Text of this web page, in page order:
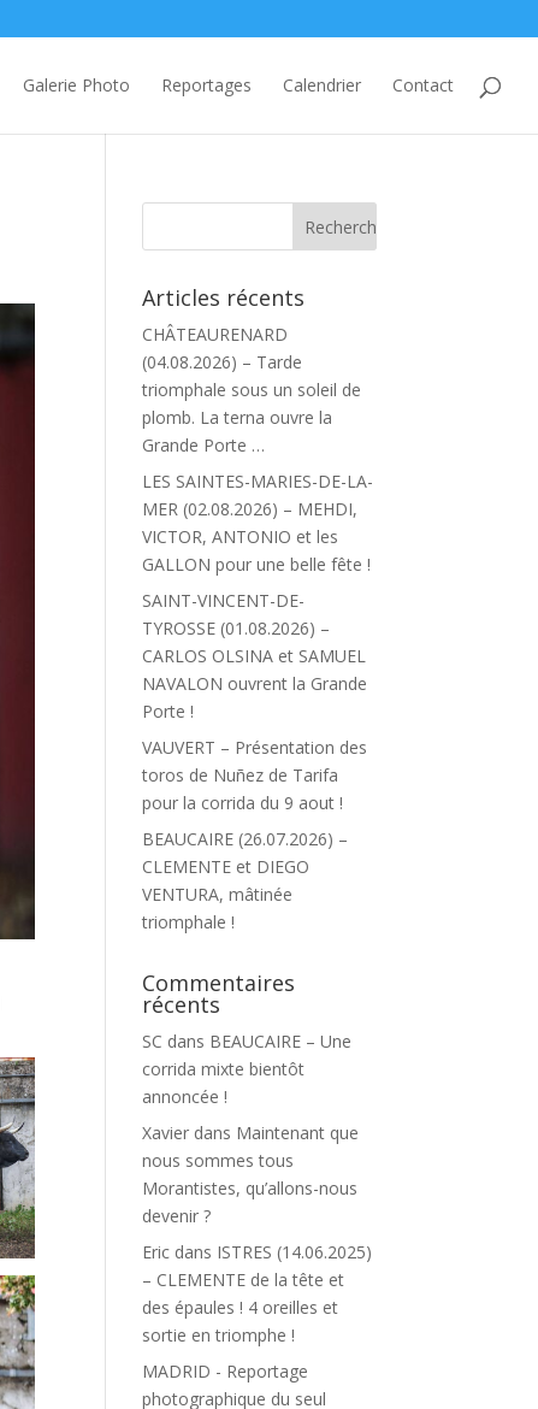
Galerie Photo Reportages Calendrier Contact
Articles récents
CHÂTEAURENARD
(04.08.2026) – Tarde
triomphale sous un soleil de
plomb. La terna ouvre la
Grande Porte …
LES SAINTES-MARIES-DE-LA-
MER (02.08.2026) – MEHDI,
VICTOR, ANTONIO et les
GALLON pour une belle fête !
SAINT-VINCENT-DE-
TYROSSE (01.08.2026) –
CARLOS OLSINA et SAMUEL
NAVALON ouvrent la Grande
Porte !
VAUVERT – Présentation des
toros de Nuñez de Tarifa
pour la corrida du 9 aout !
BEAUCAIRE (26.07.2026) –
CLEMENTE et DIEGO
VENTURA, mâtinée
triomphale !
Commentaires
récents
SC dans BEAUCAIRE – Une
corrida mixte bientôt
annoncée !
Xavier dans Maintenant que
nous sommes tous
Morantistes, qu’allons-nous
devenir ?
Eric dans ISTRES (14.06.2025)
– CLEMENTE de la tête et
des épaules ! 4 oreilles et
sortie en triomphe !
MADRID - Reportage
photographique du seul